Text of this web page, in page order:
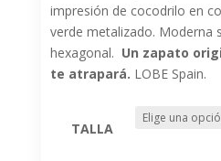
impresión de cocodrilo en
verde metalizado. Moderna
hexagonal. Un zapato
te atrapará. LOBE Spain.
TALLA